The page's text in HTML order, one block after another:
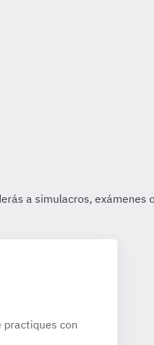
practiques con